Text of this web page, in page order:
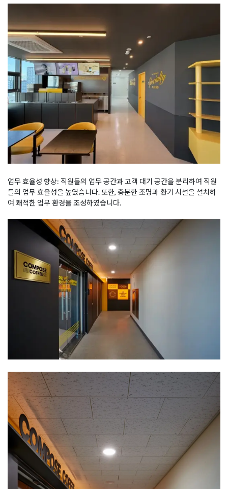
업무 효율성 향상: 직원들의 업무 공간과 고객 대기 공간을 분리하여 직원
들의 업무 효율성을 높였습니다. 또한, 충분한 조명과 환기 시설을 설치하
여 쾌적한 업무 환경을 조성하였습니다.